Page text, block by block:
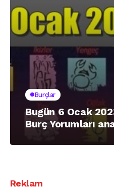
Burçlar
Bugün 6 Ocak
Burç Yorumları
Reklam